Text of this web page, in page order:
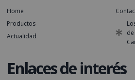
Home
Productos
Actualidad
Enlaces de interés